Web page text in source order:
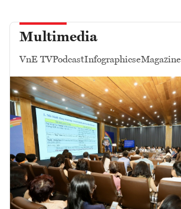
Multimedia
VnE TVPodcastInfographicseMagazine